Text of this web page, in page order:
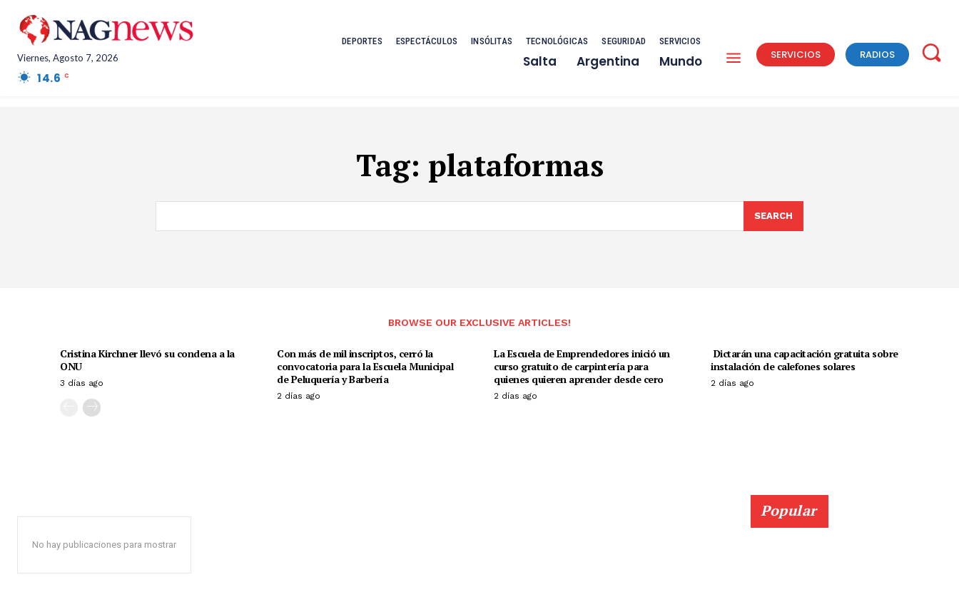
Viernes, Agosto 7, 2026
14.6 C
DEPORTES ESPECTÁCULOS INSÓLITAS TECNOLÓGICAS SEGURIDAD SERVICIOS
Salta Argentina Mundo SERVICIOS RADIOS
Tag: plataformas
SEARCH
BROWSE OUR EXCLUSIVE ARTICLES!
Cristina Kirchner llevó su condena a la
ONU
3 días ago
Con más de mil inscriptos, cerró la
convocatoria para la Escuela Municipal
de Peluquería y Barbería
2 días ago
La Escuela de Emprendedores inició un
curso gratuito de carpintería para
quienes quieren aprender desde cero
2 días ago
Dictarán una capacitación gratuita sobre
instalación de calefones solares
2 días ago
No hay publicaciones para mostrar
Popular